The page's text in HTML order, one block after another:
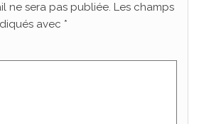
ne sera pas publiée. Les champs
avec *